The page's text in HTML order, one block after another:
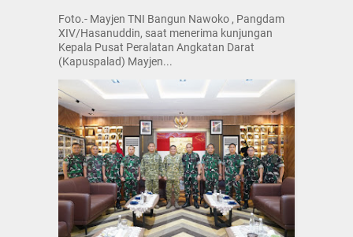
Foto.- Mayjen TNI Bangun Nawoko , Pangdam
XIV/Hasanuddin, saat menerima kunjungan
Kepala Pusat Peralatan Angkatan Darat
(Kapuspalad) Mayjen...